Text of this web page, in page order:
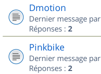
Dmotion
Dernier message par
Réponses : 2
Pinkbike
Dernier message par
Réponses : 2